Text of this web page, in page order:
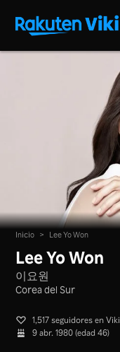
Inicio > Lee Yo Won
Lee Yo Won
이요원
Corea del Sur
1,517 seguidores en Viki
9 abr. 1980 (edad 46)